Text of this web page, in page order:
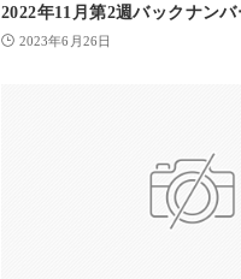
2022年11月第2週バックナンバ
2023年6月26日